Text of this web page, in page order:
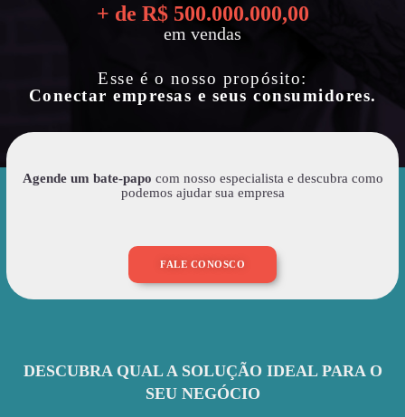
+ de R$ 500.000.000,00
em vendas
Esse é o nosso propósito:
Conectar empresas e seus consumidores.
Agende um bate-papo com nosso especialista e descubra como
podemos ajudar sua empresa
FALE CONOSCO
DESCUBRA QUAL A SOLUÇÃO IDEAL PARA O
SEU NEGÓCIO